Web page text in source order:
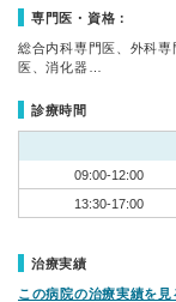
専門医・資格：
総合内科専門医、外科
医、消化器…
診療時間
09:00-12:00
13:30-17:00
治療実績
この病院の治療実績を見